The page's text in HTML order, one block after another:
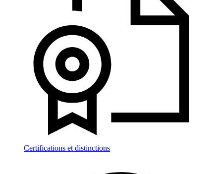
Certifications et distinctions